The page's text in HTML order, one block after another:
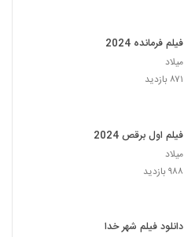
فیلم فرمانده 2024
میلاد
۸۷۱ بازدید
فیلم اول برقص 2024
میلاد
۹۸۸ بازدید
دانلود فیلم شهر خدا